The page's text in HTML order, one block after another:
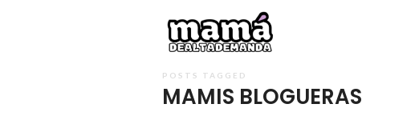
Demanda
POSTS TAGGED
MAMIS BLOGUERAS